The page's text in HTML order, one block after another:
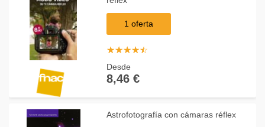
1 oferta
☆☆☆☆☆
★★★★★
Desde
8,46 €
Astrofotografía con cámaras réflex